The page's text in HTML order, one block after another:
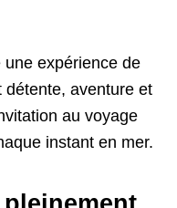
expérience de
aventure et
au voyage
instant en mer.